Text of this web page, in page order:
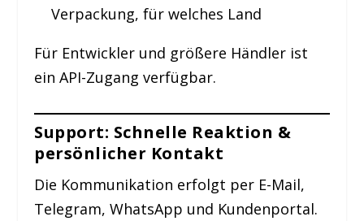
Verpackung, für welches Land
Für Entwickler und größere Händler ist
ein API-Zugang verfügbar.
Support: Schnelle Reaktion &
persönlicher Kontakt
Die Kommunikation erfolgt per E-Mail,
Telegram, WhatsApp und Kundenportal.